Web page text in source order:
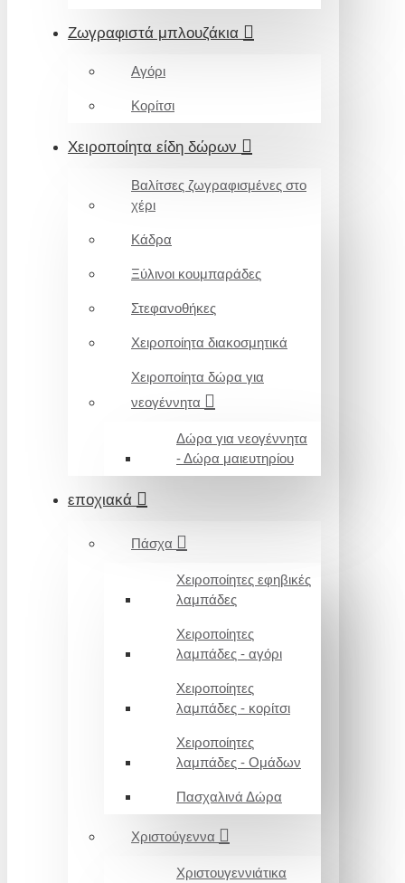
Ζωγραφιστά μπλουζάκια
Αγόρι
Κορίτσι
Χειροποίητα είδη δώρων
Βαλίτσες ζωγραφισμένες στο
χέρι
Κάδρα
Ξύλινοι κουμπαράδες
Στεφανοθήκες
Χειροποίητα διακοσμητικά
Χειροποίητα δώρα για
νεογέννητα
Δώρα για νεογέννητα
- Δώρα μαιευτηρίου
εποχιακά
Πάσχα
Χειροποίητες εφηβικές
λαμπάδες
Χειροποίητες
λαμπάδες - αγόρι
Χειροποίητες
λαμπάδες - κορίτσι
Χειροποίητες
λαμπάδες - Ομάδων
Πασχαλινά Δώρα
Χριστούγεννα
Χριστουγεννιάτικα